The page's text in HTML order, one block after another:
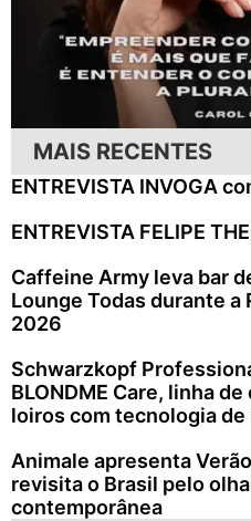
MAIS RECENTES
ENTREVISTA INVOGA
ENTREVISTA FELIPE
Caffeine Army leva bar
Lounge Todas durante a
2026
Schwarzkopf
BLONDME Care, linha
loiros com tecnologia
Animale apresenta
revisita o Brasil pelo
contemporânea